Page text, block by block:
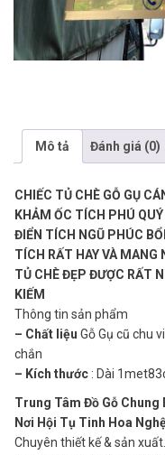
Mô tả Đánh giá (0)
CHIẾC TỦ CHÈ GỖ GỤ
KHẢM ỐC TÍCH PHÚ
ĐIỂN TÍCH NGŨ PHÚC
TÍCH RẤT HAY VÀ
TỦ CHÈ ĐẸP ĐƯỢC RẤT
KIẾM
Thông tin sản phẩm
– Chất liệu Gỗ Gụ cũ chu
chắn
– Kích thước : Dài
Trung Tâm Đồ Gỗ Chung
Nơi Hội Tụ Tinh Hoa
Chuyên thiết kế & sản